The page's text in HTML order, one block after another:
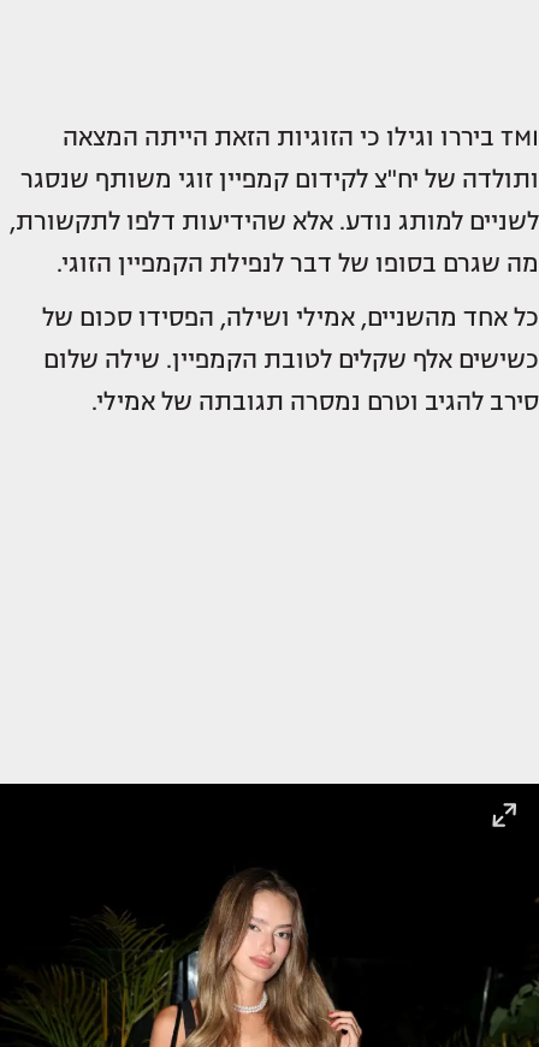
TMI ביררו וגילו כי הזוגיות הזאת הייתה המצאה
ותולדה של יח"צ לקידום קמפיין זוגי משותף שנסגר
לשניים למותג נודע. אלא שהידיעות דלפו לתקשורת,
מה שגרם בסופו של דבר לנפילת הקמפיין הזוגי.
כל אחד מהשניים, אמילי ושילה, הפסידו סכום של
כשישים אלף שקלים לטובת הקמפיין. שילה שלום
סירב להגיב וטרם נמסרה תגובתה של אמילי.